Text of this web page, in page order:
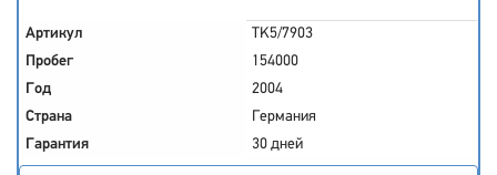
Артикул
TK5/7903
Пробег
154000
Год
2004
Страна
Германия
Гарантия
30 дней